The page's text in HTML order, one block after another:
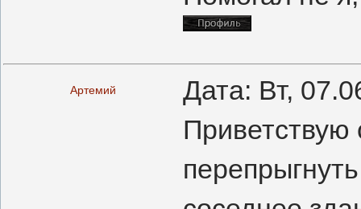
Артемий Дата: Вт,
Приветствую